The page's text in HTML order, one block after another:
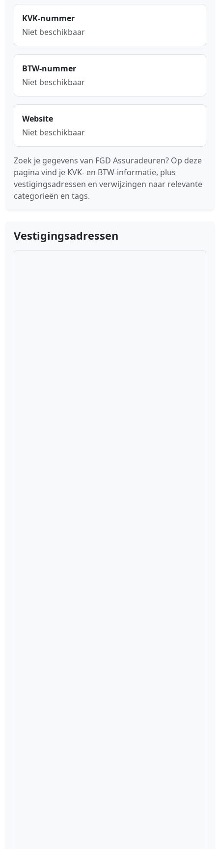
KVK-nummer
Niet beschikbaar
BTW-nummer
Niet beschikbaar
Website
Niet beschikbaar
Zoek je gegevens van FGD Assuradeuren? Op deze
pagina vind je KVK- en BTW-informatie, plus
vestigingsadressen en verwijzingen naar relevante
categorieën en tags.
Vestigingsadressen